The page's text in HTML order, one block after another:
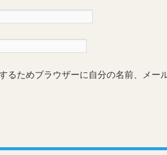
るためブラウザーに自分の名前、メー